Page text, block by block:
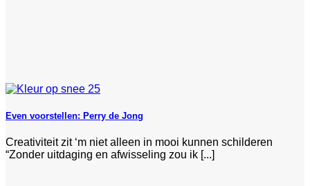
Even voorstellen: Perry de Jong
Creativiteit zit ‘m niet alleen in mooi kunnen schilderen
“Zonder uitdaging en afwisseling zou ik [...]